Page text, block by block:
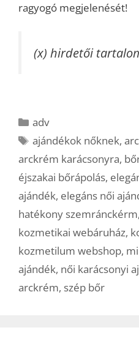
ragyogó megjelenését!
(x) hirdetői
Kategória
adv
Címkék
ajándékok nőknek,
arckrém karácsonyra,
éjszakai bőrápolás,
ajándék, elegáns női
hatékony szemránckérm,
kozmetikai webáruház,
kozmetilum webshop,
ajándék, női karácsonyi
arckrém, szép bőr